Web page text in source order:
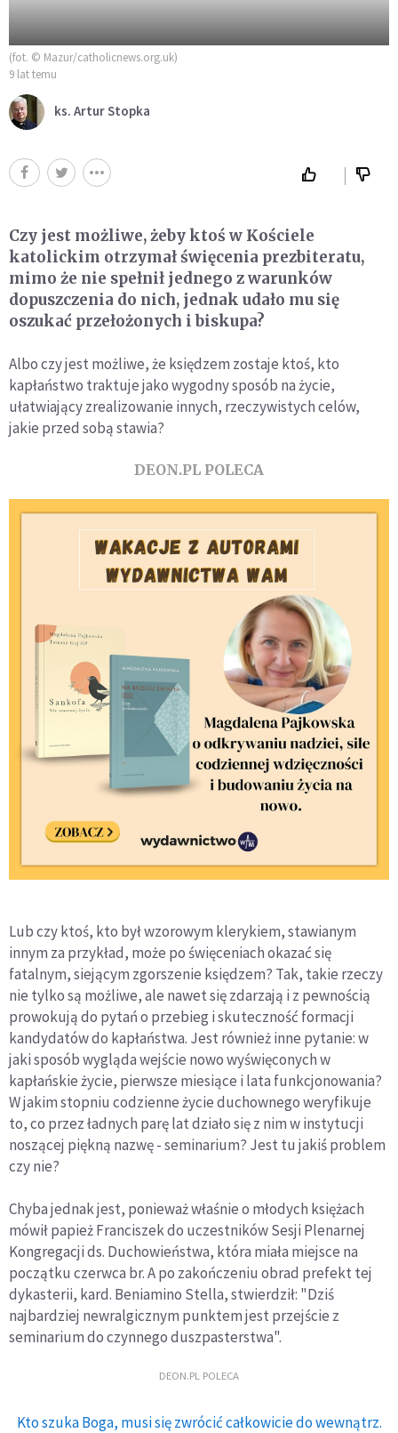
(fot. © Mazur/catholicnews.org.uk)
9 lat temu
ks. Artur Stopka
Czy jest możliwe, żeby ktoś w Kościele
katolickim otrzymał święcenia prezbiteratu,
mimo że nie spełnił jednego z warunków
dopuszczenia do nich, jednak udało mu się
oszukać przełożonych i biskupa?
Albo czy jest możliwe, że księdzem zostaje ktoś, kto
kapłaństwo traktuje jako wygodny sposób na życie,
ułatwiający zrealizowanie innych, rzeczywistych celów,
jakie przed sobą stawia?
DEON.PL POLECA
Lub czy ktoś, kto był wzorowym klerykiem, stawianym
innym za przykład, może po święceniach okazać się
fatalnym, siejącym zgorszenie księdzem? Tak, takie rzeczy
nie tylko są możliwe, ale nawet się zdarzają i z pewnością
prowokują do pytań o przebieg i skuteczność formacji
kandydatów do kapłaństwa. Jest również inne pytanie: w
jaki sposób wygląda wejście nowo wyświęconych w
kapłańskie życie, pierwsze miesiące i lata funkcjonowania?
W jakim stopniu codzienne życie duchownego weryfikuje
to, co przez ładnych parę lat działo się z nim w instytucji
noszącej piękną nazwę - seminarium? Jest tu jakiś problem
czy nie?
Chyba jednak jest, ponieważ właśnie o młodych księżach
mówił papież Franciszek do uczestników Sesji Plenarnej
Kongregacji ds. Duchowieństwa, która miała miejsce na
początku czerwca br. A po zakończeniu obrad prefekt tej
dykasterii, kard. Beniamino Stella, stwierdził: "Dziś
najbardziej newralgicznym punktem jest przejście z
seminarium do czynnego duszpasterstwa".
DEON.PL POLECA
Kto szuka Boga, musi się zwrócić całkowicie do wewnątrz.